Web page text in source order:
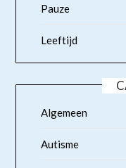
Pauze
Leeftijd
Algemeen
Autisme